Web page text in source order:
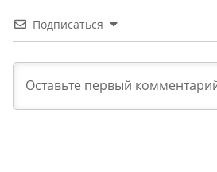
Подписаться